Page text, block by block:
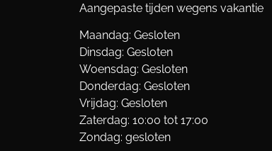
Aangepaste tijden wegens vakantie
Maandag: Gesloten
Dinsdag: Gesloten
Woensdag: Gesloten
Donderdag: Gesloten
Vrijdag: Gesloten
Zaterdag: 10:00 tot 17:00
Zondag: gesloten